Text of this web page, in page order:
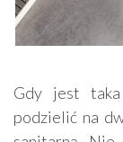
Gdy jest taka
podzielić na